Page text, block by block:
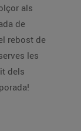
als
de
rebost de
les
dels